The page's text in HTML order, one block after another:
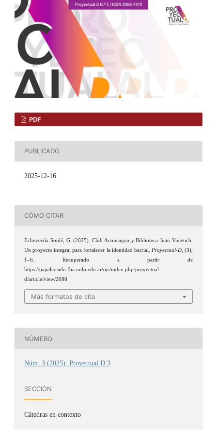
PDF
PUBLICADO
2025-12-16
CÓMO CITAR
Echeverría Soulé, G. (2025). Club Aconcagua y Biblioteca Juan Vucetich:
Un proyecto integral para fortalecer la identidad barrial.
Proyectual-D, (3),
1–6. Recuperado a partir de
https://papelcosido.fba.unlp.edu.ar/ojs/index.php/proyectual-
d/article/view/2088
Más formatos de cita
NÚMERO
Núm. 3 (2025): Proyectual D 3
SECCIÓN
Cátedras en contexto